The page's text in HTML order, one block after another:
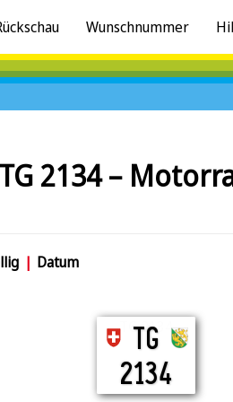
Wunschnummer
TG 2134 –
| Datum
TG
2134
TG 2134